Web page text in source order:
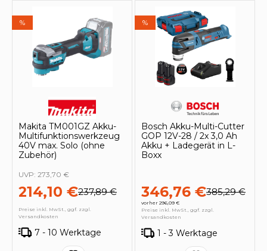
%
Makita TM001GZ Akku-
Multifunktionswerkzeug
40V max. Solo (ohne
Zubehör)
214,10 €237,89 €
UVP: 273,70 €
Preise inkl. MwSt., ggf. zzgl.
Versandkosten
7 - 10 Werktage
%
Bosch Akku-Multi-Cutter
GOP 12V-28 / 2x 3,0 Ah
Akku + Ladegerät in L-
Boxx
346,76 €385,29 €
vorher 296,09 €
Preise inkl. MwSt., ggf. zzgl.
Versandkosten
1 - 3 Werktage